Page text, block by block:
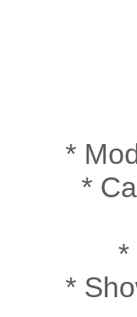
*
*
*
*